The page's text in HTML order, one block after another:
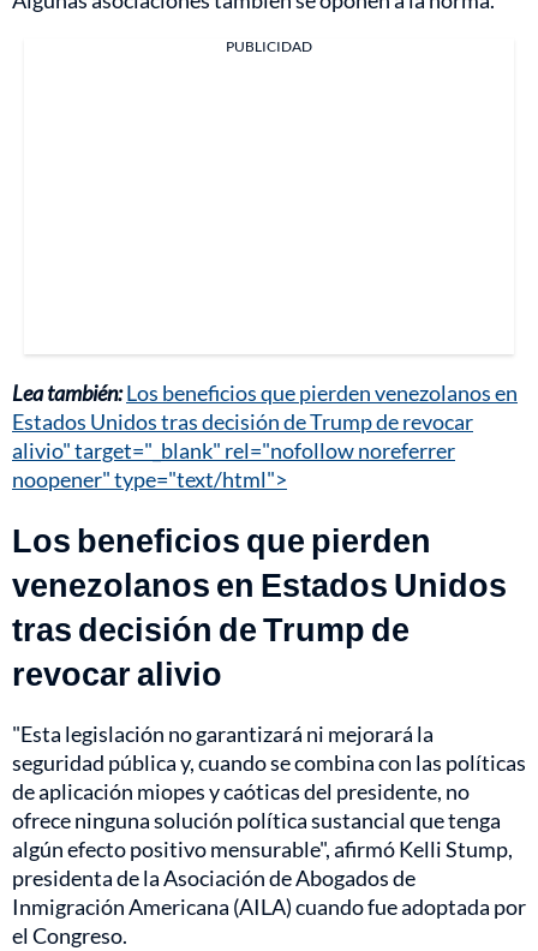
PUBLICIDAD
Lea también:Los beneficios que pierden venezolanos en
Estados Unidos tras decisión de Trump de revocar
alivio" target="_blank" rel="nofollow noreferrer
noopener" type="text/html">
Los beneficios que pierden
venezolanos en Estados Unidos
tras decisión de Trump de
revocar alivio
"Esta legislación no garantizará ni mejorará la
seguridad pública y, cuando se combina con las políticas
de aplicación miopes y caóticas del presidente, no
ofrece ninguna solución política sustancial que tenga
algún efecto positivo mensurable", afirmó Kelli Stump,
presidenta de la Asociación de Abogados de
Inmigración Americana (AILA) cuando fue adoptada por
el Congreso.